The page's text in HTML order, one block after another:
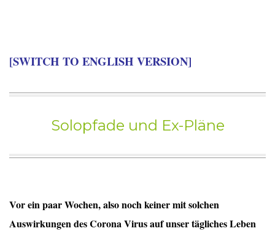
[SWITCH TO ENGLISH VERSION]
Solopfade und Ex-Pläne
Vor ein paar Wochen, also noch keiner mit solchen
Auswirkungen des Corona Virus auf unser tägliches Leben